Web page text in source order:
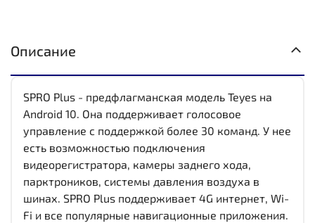
Описание
SPRO Plus - предфлагманская модель Teyes на
Android 10. Она поддерживает голосовое
управление с поддержкой более 30 команд. У нее
есть возможностью подключения
видеорегистратора, камеры заднего хода,
парктроников, системы давления воздуха в
шинах. SPRO Plus поддерживает 4G интернет, Wi-
Fi и все популярные навигационные приложения.